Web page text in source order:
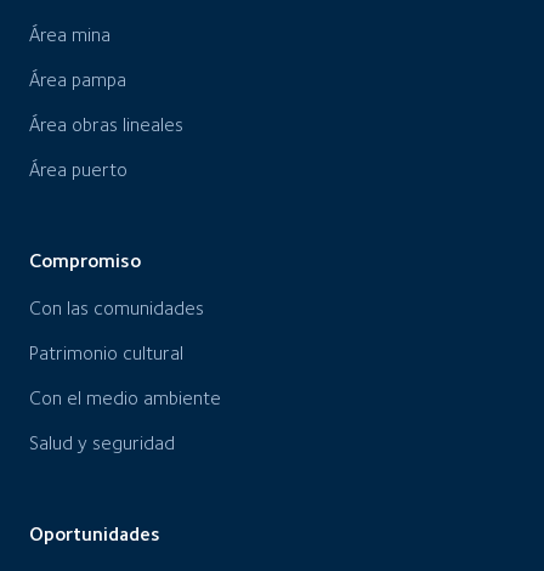
Área mina
Área pampa
Área obras lineales
Área puerto
Compromiso
Con las comunidades
Patrimonio cultural
Con el medio ambiente
Salud y seguridad
Oportunidades